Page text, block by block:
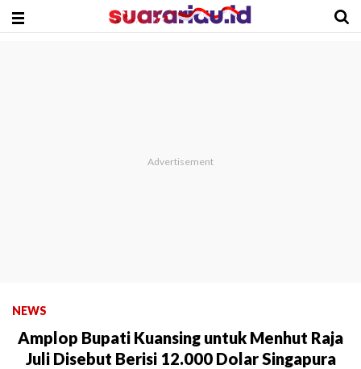
NEWS
Amplop Bupati Kuansing untuk Menhut Raja
Juli Disebut Berisi 12.000 Dolar Singapura